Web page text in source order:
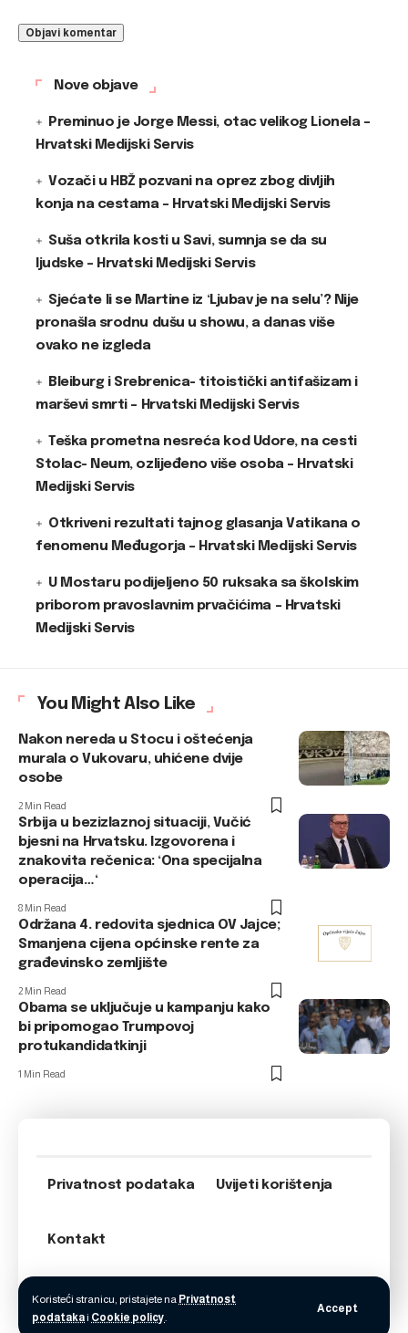
Koristeći stranicu, pristajete na Privatnost
podatakai Cookie policy.
Accept
Nove objave
Preminuo je Jorge Messi, otac velikog Lionela –
Hrvatski Medijski Servis
Vozači u HBŽ pozvani na oprez zbog divljih
konja na cestama – Hrvatski Medijski Servis
Suša otkrila kosti u Savi, sumnja se da su
ljudske – Hrvatski Medijski Servis
Sjećate li se Martine iz ‘Ljubav je na selu’? Nije
pronašla srodnu dušu u showu, a danas više
ovako ne izgleda
Bleiburg i Srebrenica- titoistički antifašizam i
marševi smrti – Hrvatski Medijski Servis
Teška prometna nesreća kod Udore, na cesti
Stolac- Neum, ozlijeđeno više osoba – Hrvatski
Medijski Servis
Otkriveni rezultati tajnog glasanja Vatikana o
fenomenu Međugorja – Hrvatski Medijski Servis
U Mostaru podijeljeno 50 ruksaka sa školskim
priborom pravoslavnim prvačićima – Hrvatski
Medijski Servis
You Might Also Like
Nakon nereda u Stocu i oštećenja
murala o Vukovaru, uhićene dvije
osobe
2 Min Read
Srbija u bezizlaznoj situaciji, Vučić
bjesni na Hrvatsku. Izgovorena i
znakovita rečenica: ‘Ona specijalna
operacija…‘
8 Min Read
Održana 4. redovita sjednica OV Jajce;
Smanjena cijena općinske rente za
građevinsko zemljište
2 Min Read
Obama se uključuje u kampanju kako
bi pripomogao Trumpovoj
protukandidatkinji
1 Min Read
Privatnost podataka Uvijeti korištenja
Kontakt